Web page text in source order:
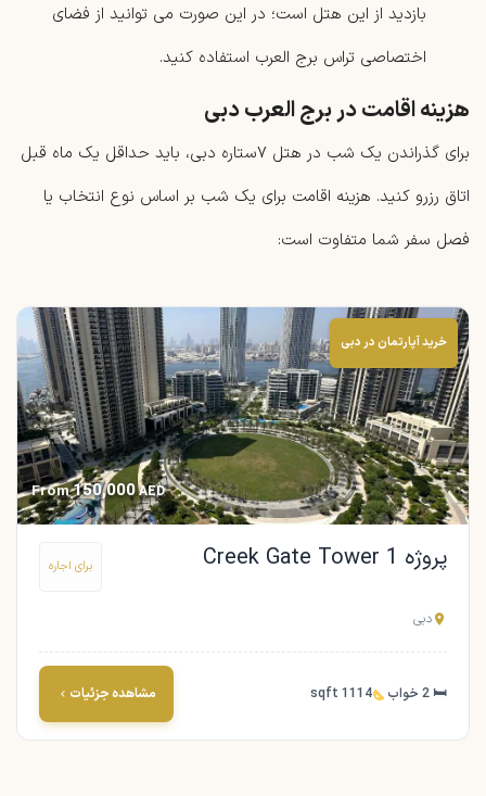
بازدید از این هتل است؛ در این صورت می ‌توانید از فضای
اختصاصی تراس برج العرب استفاده کنید.
هزینه اقامت در برج العرب دبی
برای گذراندن یک شب در هتل ۷ستاره دبی، باید حداقل یک ماه قبل
اتاق رزرو کنید. هزینه اقامت برای یک شب بر اساس نوع انتخاب یا
فصل سفر شما متفاوت است:
خرید آپارتمان در دبی
From150,000AED
پروژه Creek Gate Tower 1 برای اجاره
دبی
🛏 2 خواب 1114 sqft مشاهده جزئیات